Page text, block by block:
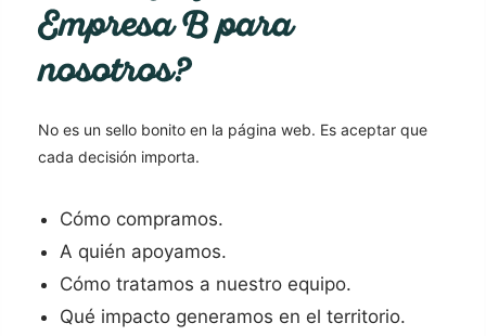
Empresa B para
nosotros?
No es un sello bonito en la página web. Es aceptar que
cada decisión importa.
Cómo compramos.
A quién apoyamos.
Cómo tratamos a nuestro equipo.
Qué impacto generamos en el territorio.